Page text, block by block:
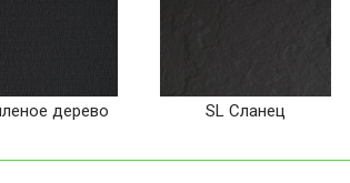
дерево SL Сланец